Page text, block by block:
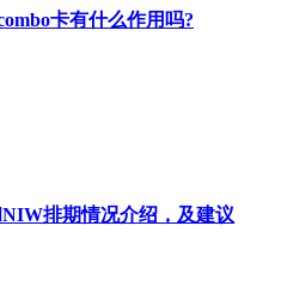
卡有什么作用吗?
排期情况介绍，及建议